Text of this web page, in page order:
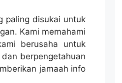
paling disukai untuk
Kami memahami
berusaha untuk
berpengetahuan
jamaah info